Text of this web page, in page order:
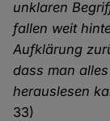
unklaren
fallen weit
Aufklärung
dass man
herauslesen
33)
Cookies